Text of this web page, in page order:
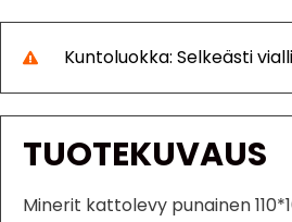
Kuntoluokka: Selkeästi
TUOTEKUVAUS
Minerit kattolevy punainen